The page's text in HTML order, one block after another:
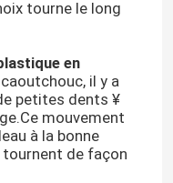
tourne le long
en
il y a
petites dents ¥
mouvement
à la bonne
tournent de façon